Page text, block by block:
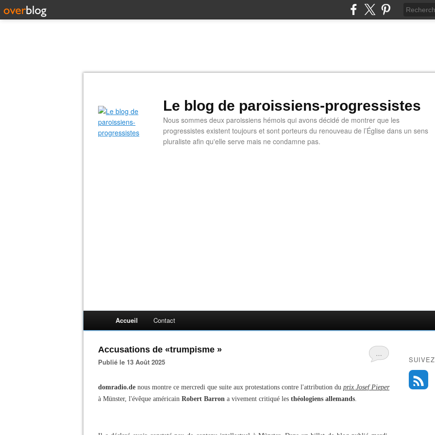
Le blog de paroissiens-progressistes
Nous sommes deux paroissiens hémois qui avons décidé de montrer que les
progressistes existent toujours et sont porteurs du renouveau de l’Église dans un sens
pluraliste afin qu'elle serve mais ne condamne pas.
Accueil Contact
…
Accusations de «trumpisme »
Publié le 13 Août 2025
domradio.de nous montre ce mercredi que suite aux protestations contre l'attribution du prix Josef Pieper
à Münster, l'évêque américain Robert Barron a vivement critiqué les théologiens allemands.